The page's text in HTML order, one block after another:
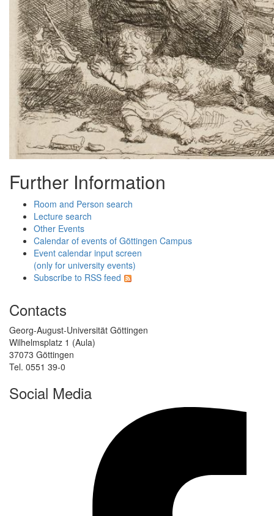
Further Information
Room and Person search
Lecture search
Other Events
Calendar of events of Göttingen Campus
Event calendar input screen
(only for university events)
Subscribe to RSS feed
Contacts
Georg-August-Universität Göttingen
Wilhelmsplatz 1 (Aula)
37073 Göttingen
Tel. 0551 39-0
Social Media